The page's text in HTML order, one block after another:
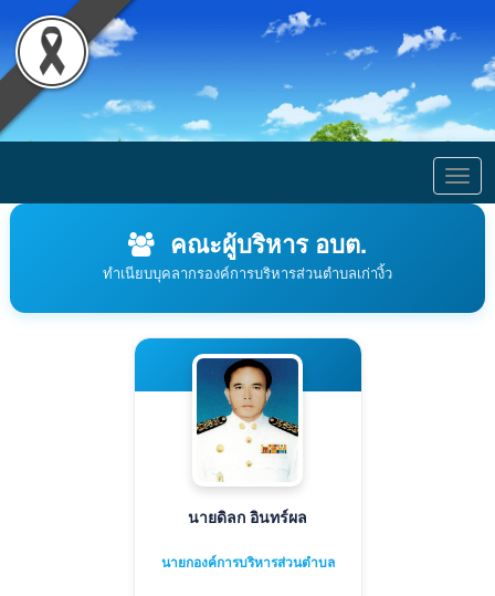
คณะผู้บริหาร อบต.
ทำเนียบบุคลากรองค์การบริหารส่วนตำบลเก่างิ้ว
นายดิลก อินทร์ผล
นายกองค์การบริหารส่วนตำบล